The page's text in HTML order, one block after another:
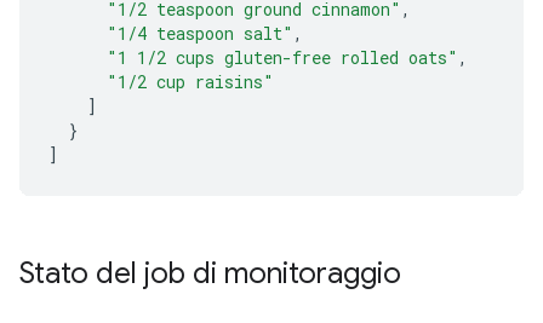
"1/2 teaspoon ground cinnamon" ,
"1/4 teaspoon salt" ,
"1 1/2 cups gluten-free rolled oats" ,
"1/2 cup raisins"
]
}
]
Stato del job di monitoraggio